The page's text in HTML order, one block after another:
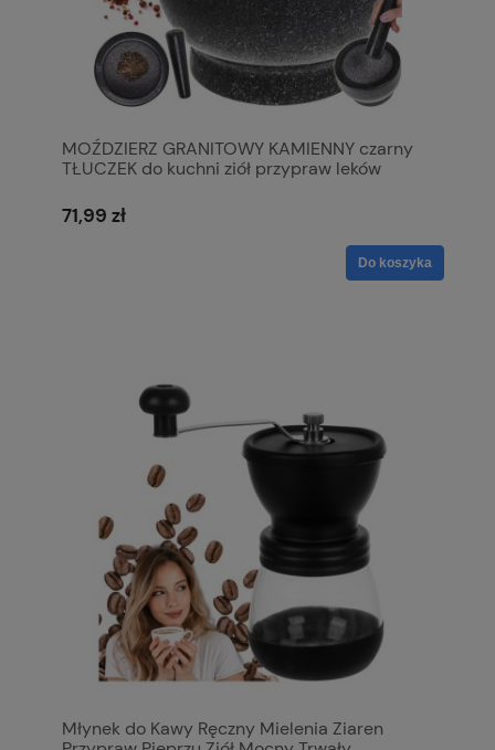
MOŹDZIERZ GRANITOWY KAMIENNY czarny
TŁUCZEK do kuchni ziół przypraw leków
71,99 zł
Do koszyka
Młynek do Kawy Ręczny Mielenia Ziaren